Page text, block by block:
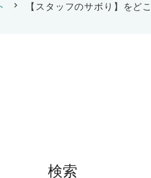
chevron_right 【スタッフのサボり】をど
検索